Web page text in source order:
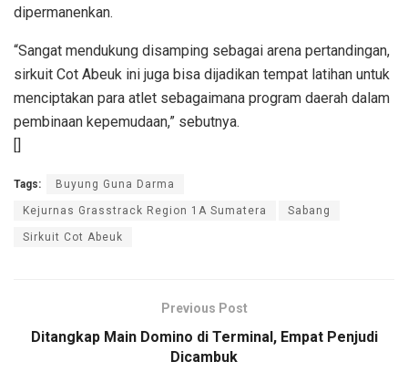
dipermanenkan.
“Sangat mendukung disamping sebagai arena pertandingan,
sirkuit Cot Abeuk ini juga bisa dijadikan tempat latihan untuk
menciptakan para atlet sebagaimana program daerah dalam
pembinaan kepemudaan,” sebutnya.
[]
Tags: Buyung Guna Darma
Kejurnas Grasstrack Region 1A Sumatera Sabang
Sirkuit Cot Abeuk
Previous Post
Ditangkap Main Domino di Terminal, Empat Penjudi
Dicambuk